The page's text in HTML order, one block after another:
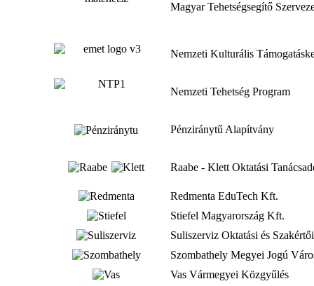
Magyar Tehetségsegítő
Nemzeti Kulturális
Nemzeti Tehetség Program
Pénziránytű Alapítvány
Raabe - Klett Oktatási
Redmenta EduTech Kft.
Stiefel Magyarország Kft.
Suliszerviz Oktatási és
Szombathely Megyei Jogú
Vas Vármegyei Közgyűlés